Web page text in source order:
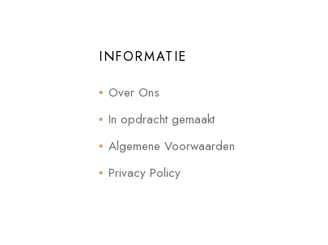
INFORMATIE
Over Ons
In opdracht gemaakt
Algemene Voorwaarden
Privacy Policy